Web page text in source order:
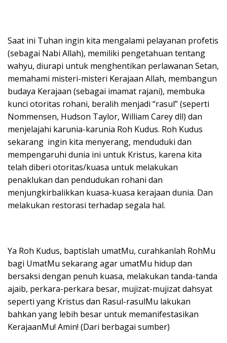
Saat ini Tuhan ingin kita mengalami pelayanan profetis
(sebagai Nabi Allah), memiliki pengetahuan tentang
wahyu, diurapi untuk menghentikan perlawanan Setan,
memahami misteri-misteri Kerajaan Allah, membangun
budaya Kerajaan (sebagai imamat rajani), membuka
kunci otoritas rohani, beralih menjadi “rasul” (seperti
Nommensen, Hudson Taylor, William Carey dll) dan
menjelajahi karunia-karunia Roh Kudus. Roh Kudus
sekarang ingin kita menyerang, menduduki dan
mempengaruhi dunia ini untuk Kristus, karena kita
telah diberi otoritas/kuasa untuk melakukan
penaklukan dan pendudukan rohani dan
menjungkirbalikkan kuasa-kuasa kerajaan dunia. Dan
melakukan restorasi terhadap segala hal.
Ya Roh Kudus, baptislah umatMu, curahkanlah RohMu
bagi UmatMu sekarang agar umatMu hidup dan
bersaksi dengan penuh kuasa, melakukan tanda-tanda
ajaib, perkara-perkara besar, mujizat-mujizat dahsyat
seperti yang Kristus dan Rasul-rasulMu lakukan
bahkan yang lebih besar untuk memanifestasikan
KerajaanMu! Amin! (Dari berbagai sumber)